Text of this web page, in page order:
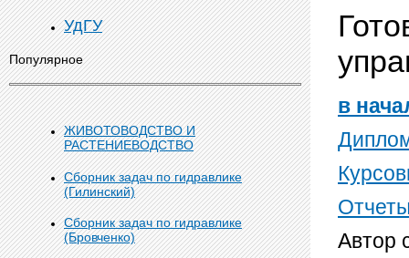
УдГУ
Популярное
ЖИВОТОВОДСТВО И
РАСТЕНИЕВОДСТВО
Сборник задач по гидравлике
(Гилинский)
Сборник задач по гидравлике
(Бровченко)
в
Автор